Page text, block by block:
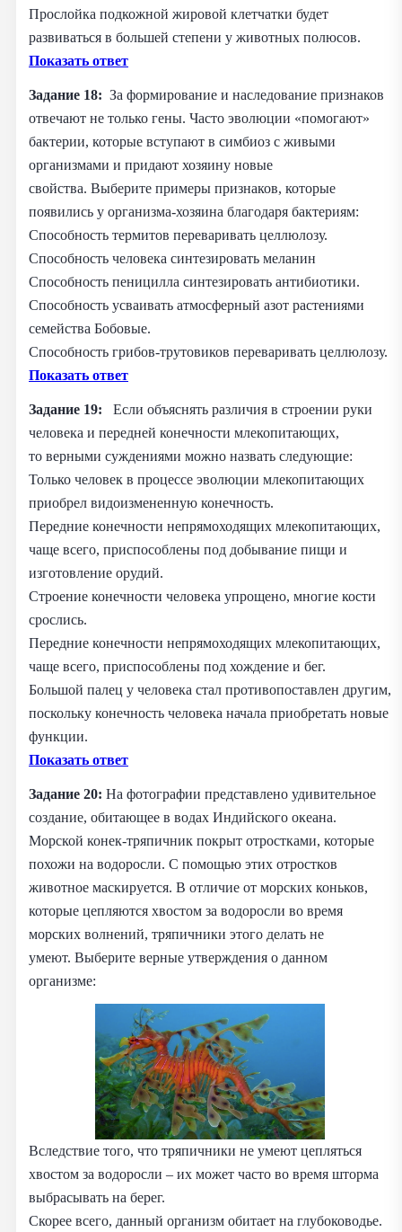
Прослойка подкожной жировой клетчатки будет
развиваться в большей степени у животных полюсов.
Показать ответ
Задание 18: За формирование и наследование признаков
отвечают не только гены. Часто эволюции «помогают»
бактерии, которые вступают в симбиоз с живыми
организмами и придают хозяину новые
свойства. Выберите примеры признаков, которые
появились у организма-хозяина благодаря бактериям:
Способность термитов переваривать целлюлозу.
Способность человека синтезировать меланин
Способность пеницилла синтезировать антибиотики.
Способность усваивать атмосферный азот растениями
семейства Бобовые.
Способность грибов-трутовиков переваривать целлюлозу.
Показать ответ
Задание 19: Если объяснять различия в строении руки
человека и передней конечности млекопитающих,
то верными суждениями можно назвать следующие:
Только человек в процессе эволюции млекопитающих
приобрел видоизмененную конечность.
Передние конечности непрямоходящих млекопитающих,
чаще всего, приспособлены под добывание пищи и
изготовление орудий.
Строение конечности человека упрощено, многие кости
срослись.
Передние конечности непрямоходящих млекопитающих,
чаще всего, приспособлены под хождение и бег.
Большой палец у человека стал противопоставлен другим,
поскольку конечность человека начала приобретать новые
функции.
Показать ответ
Задание 20: На фотографии представлено удивительное
создание, обитающее в водах Индийского океана.
Морской конек-тряпичник покрыт отростками, которые
похожи на водоросли. С помощью этих отростков
животное маскируется. В отличие от морских коньков,
которые цепляются хвостом за водоросли во время
морских волнений, тряпичники этого делать не
умеют. Выберите верные утверждения о данном
организме:
Вследствие того, что тряпичники не умеют цепляться
хвостом за водоросли – их может часто во время шторма
выбрасывать на берег.
Скорее всего, данный организм обитает на глубоководье.